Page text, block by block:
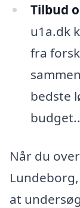
Tilbud
u1a.dk
fra
bedste
budget..
Når du
at